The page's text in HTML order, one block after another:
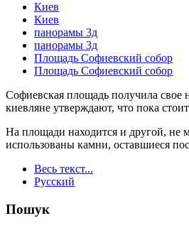
Киев
Киев
панорамы 3д
панорамы 3д
Площадь Софиевский собор
Площадь Софиевский собор
Софиевская площадь получила свое
киевляне утверждают, что пока
На площади находится и другой, не
использованы камни, оставшиеся
Весь текст...
Русский
Пошук